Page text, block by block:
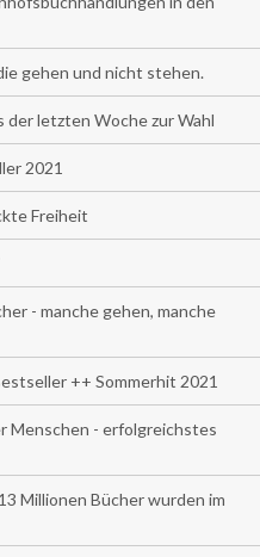
gehen und nicht stehen.
letzten Woche zur Wahl
2021
Freiheit
- manche gehen, manche
++ Sommerhit 2021
Menschen - erfolgreichstes
Millionen Bücher wurden im